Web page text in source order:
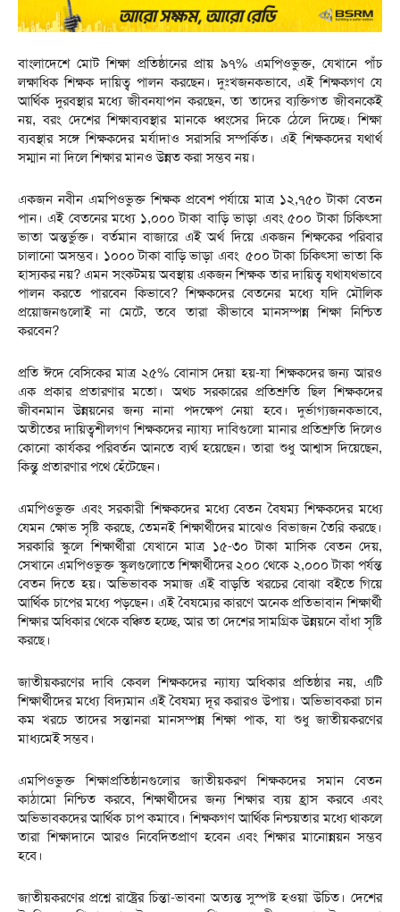
বাংলাদেশে মোট শিক্ষা প্রতিষ্ঠানের প্রায় ৯৭% এমপিওভুক্ত, যেখানে পাঁচ
লক্ষাধিক শিক্ষক দায়িত্ব পালন করছেন। দুঃখজনকভাবে, এই শিক্ষকগণ যে
আর্থিক দুরবস্থার মধ্যে জীবনযাপন করছেন, তা তাদের ব্যক্তিগত জীবনকেই
নয়, বরং দেশের শিক্ষাব্যবস্থার মানকে ধ্বংসের দিকে ঠেলে দিচ্ছে। শিক্ষা
ব্যবস্থার সঙ্গে শিক্ষকদের মর্যাদাও সরাসরি সম্পর্কিত। এই শিক্ষকদের যথার্থ
সম্মান না দিলে শিক্ষার মানও উন্নত করা সম্ভব নয়।
একজন নবীন এমপিওভুক্ত শিক্ষক প্রবেশ পর্যায়ে মাত্র ১২,৭৫০ টাকা বেতন
পান। এই বেতনের মধ্যে ১,০০০ টাকা বাড়ি ভাড়া এবং ৫০০ টাকা চিকিৎসা
ভাতা অন্তর্ভুক্ত। বর্তমান বাজারে এই অর্থ দিয়ে একজন শিক্ষকের পরিবার
চালানো অসম্ভব। ১০০০ টাকা বাড়ি ভাড়া এবং ৫০০ টাকা চিকিৎসা ভাতা কি
হাস্যকর নয়? এমন সংকটময় অবস্থায় একজন শিক্ষক তার দায়িত্ব যথাযথভাবে
পালন করতে পারবেন কিভাবে? শিক্ষকদের বেতনের মধ্যে যদি মৌলিক
প্রয়োজনগুলোই না মেটে, তবে তারা কীভাবে মানসম্পন্ন শিক্ষা নিশ্চিত
করবেন?
প্রতি ঈদে বেসিকের মাত্র ২৫% বোনাস দেয়া হয়-যা শিক্ষকদের জন্য আরও
এক প্রকার প্রতারণার মতো। অথচ সরকারের প্রতিশ্রুতি ছিল শিক্ষকদের
জীবনমান উন্নয়নের জন্য নানা পদক্ষেপ নেয়া হবে। দুর্ভাগ্যজনকভাবে,
অতীতের দায়িত্বশীলগণ শিক্ষকদের ন্যায্য দাবিগুলো মানার প্রতিশ্রুতি দিলেও
কোনো কার্যকর পরিবর্তন আনতে ব্যর্থ হয়েছেন। তারা শুধু আশ্বাস দিয়েছেন,
কিন্তু প্রতারণার পথে হেঁটেছেন।
এমপিওভুক্ত এবং সরকারী শিক্ষকদের মধ্যে বেতন বৈষম্য শিক্ষকদের মধ্যে
যেমন ক্ষোভ সৃষ্টি করছে, তেমনই শিক্ষার্থীদের মাঝেও বিভাজন তৈরি করছে।
সরকারি স্কুলে শিক্ষার্থীরা যেখানে মাত্র ১৫-৩০ টাকা মাসিক বেতন দেয়,
সেখানে এমপিওভুক্ত স্কুলগুলোতে শিক্ষার্থীদের ২০০ থেকে ২,০০০ টাকা পর্যন্ত
বেতন দিতে হয়। অভিভাবক সমাজ এই বাড়তি খরচের বোঝা বইতে গিয়ে
আর্থিক চাপের মধ্যে পড়ছেন। এই বৈষম্যের কারণে অনেক প্রতিভাবান শিক্ষার্থী
শিক্ষার অধিকার থেকে বঞ্চিত হচ্ছে, আর তা দেশের সামগ্রিক উন্নয়নে বাঁধা সৃষ্টি
করছে।
জাতীয়করণের দাবি কেবল শিক্ষকদের ন্যায্য অধিকার প্রতিষ্ঠার নয়, এটি
শিক্ষার্থীদের মধ্যে বিদ্যমান এই বৈষম্য দূর করারও উপায়। অভিভাবকরা চান
কম খরচে তাদের সন্তানরা মানসম্পন্ন শিক্ষা পাক, যা শুধু জাতীয়করণের
মাধ্যমেই সম্ভব।
এমপিওভুক্ত শিক্ষাপ্রতিষ্ঠানগুলোর জাতীয়করণ শিক্ষকদের সমান বেতন
কাঠামো নিশ্চিত করবে, শিক্ষার্থীদের জন্য শিক্ষার ব্যয় হ্রাস করবে এবং
অভিভাবকদের আর্থিক চাপ কমাবে। শিক্ষকগণ আর্থিক নিশ্চয়তার মধ্যে থাকলে
তারা শিক্ষাদানে আরও নিবেদিতপ্রাণ হবেন এবং শিক্ষার মানোন্নয়ন সম্ভব
হবে।
জাতীয়করণের প্রশ্নে রাষ্ট্রের চিন্তা-ভাবনা অত্যন্ত সুস্পষ্ট হওয়া উচিত। দেশের